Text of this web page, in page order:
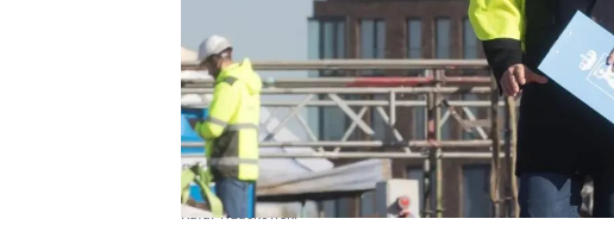
Rafał Trzaskowski